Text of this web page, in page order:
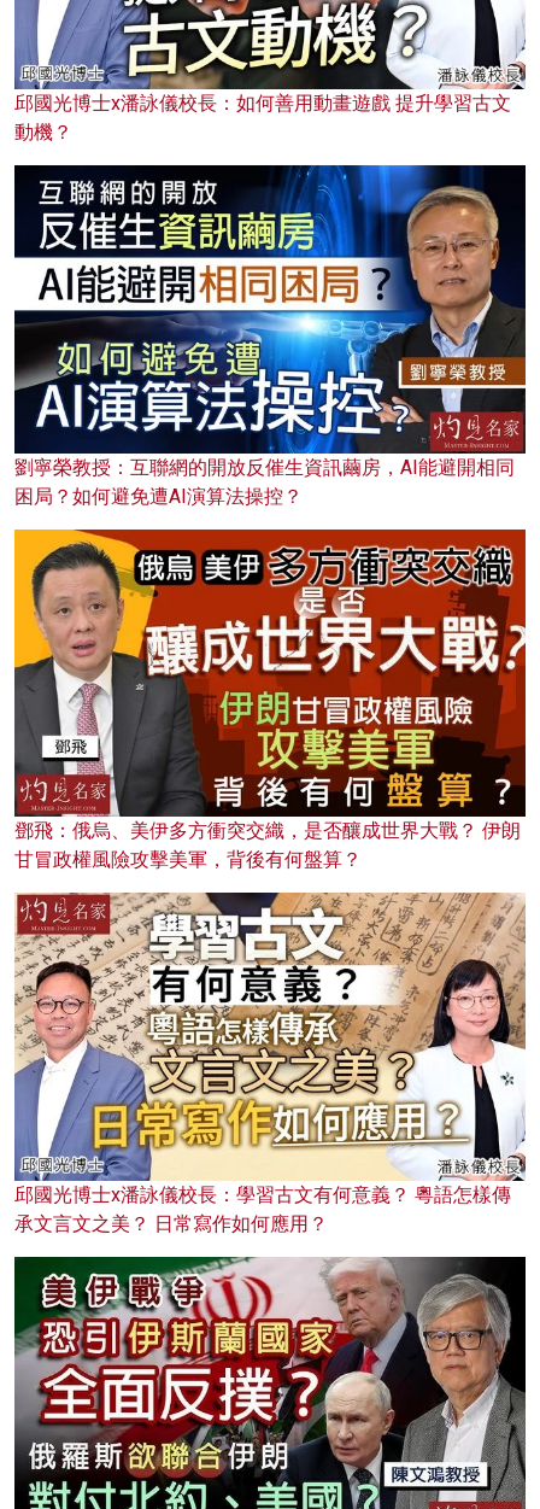
邱國光博士x潘詠儀校長：如何善用動畫遊戲 提升學習古文
動機？
劉寧榮教授：互聯網的開放反催生資訊繭房，AI能避開相同
困局？如何避免遭AI演算法操控？
鄧飛：俄烏、美伊多方衝突交織，是否釀成世界大戰？ 伊朗
甘冒政權風險攻擊美軍，背後有何盤算？
邱國光博士x潘詠儀校長：學習古文有何意義？ 粵語怎樣傳
承文言文之美？ 日常寫作如何應用？